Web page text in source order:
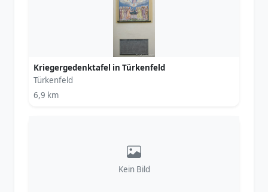
Kriegergedenktafel in Türkenfeld
Türkenfeld
6,9 km
Kein Bild